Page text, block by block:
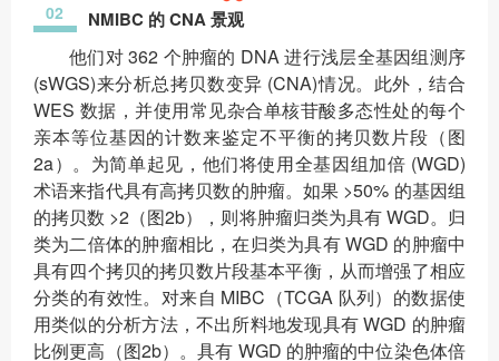
02 NMIBC 的 CNA 景观
他们对 362 个肿瘤的 DNA 进行浅层全基因组测序
(sWGS)来分析总拷贝数变异 (CNA)情况。此外，结合
WES 数据，并使用常见杂合单核苷酸多态性处的每个
亲本等位基因的计数来鉴定不平衡的拷贝数片段（图
2a）。为简单起见，他们将使用全基因组加倍 (WGD)
术语来指代具有高拷贝数的肿瘤。如果 >50% 的基因组
的拷贝数 >2（图2b），则将肿瘤归类为具有 WGD。归
类为二倍体的肿瘤相比，在归类为具有 WGD 的肿瘤中
具有四个拷贝的拷贝数片段基本平衡，从而增强了相应
分类的有效性。对来自 MIBC（TCGA 队列）的数据使
用类似的分析方法，不出所料地发现具有 WGD 的肿瘤
比例更高（图2b）。具有 WGD 的肿瘤的中位染色体倍